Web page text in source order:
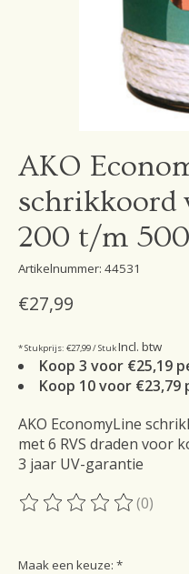
AKO
schrikkoord
200 t/m
Artikelnummer: 44531
€27,99
* Stukprijs: €27,99 / StukIncl. btw
Koop 3 voor €25,19
Koop 10 voor
AKO EconomyLine
met 6 RVS draden voor
3 jaar UV-garantie
De beoordeling van dit
(0)
Maak een keuze: *